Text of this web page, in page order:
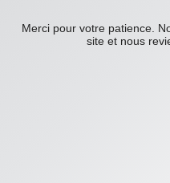
Merci pour votre patience.
site et nous